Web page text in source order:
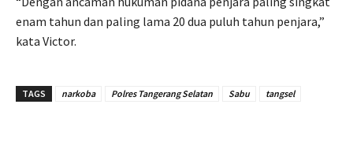
enam tahun dan paling lama 20 dua puluh tahun penjara,”
kata Victor.
TAGS narkoba Polres Tangerang Selatan Sabu tangsel